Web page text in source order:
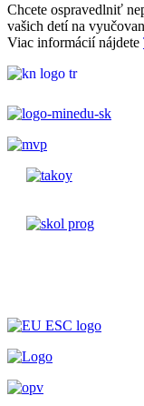
Chcete ospravedlniť
vašich detí na
Viac informácií nájdete